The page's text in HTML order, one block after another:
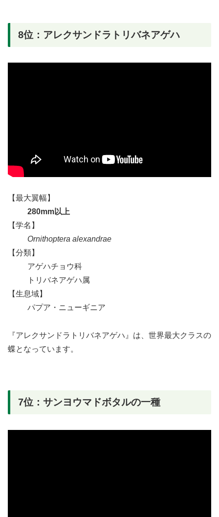
8位：アレクサンドラトリバネアゲハ
【最大翼幅】
280mm以上
【学名】
Ornithoptera alexandrae
【分類】
アゲハチョウ科
トリバネアゲハ属
【生息域】
パプア・ニューギニア
『アレクサンドラトリバネアゲハ』は、世界最大クラスの
蝶となっています。
7位：サンヨウマドボタルの一種